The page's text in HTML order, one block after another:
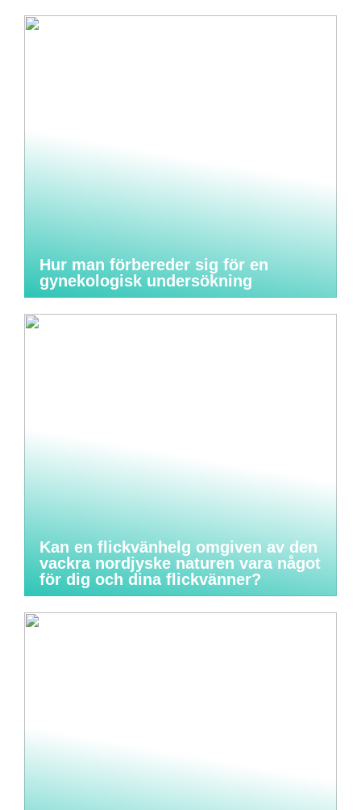
Hur man förbereder sig för en
gynekologisk undersökning
Kan en flickvänhelg omgiven av den
vackra nordjyske naturen vara något
för dig och dina flickvänner?